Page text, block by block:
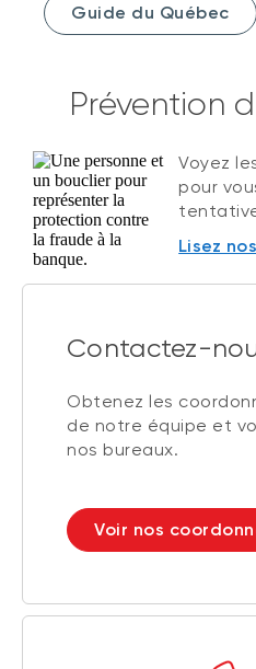
Guide du Québec
Prévention
Voyez
pour
Lisez
Contactez-
Obtenez les
de notre équipe et
nos bureaux.
Voir nos